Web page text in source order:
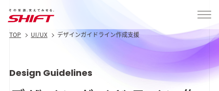
TOP UI/UX デザインガイドライン作成支援
Design Guidelines